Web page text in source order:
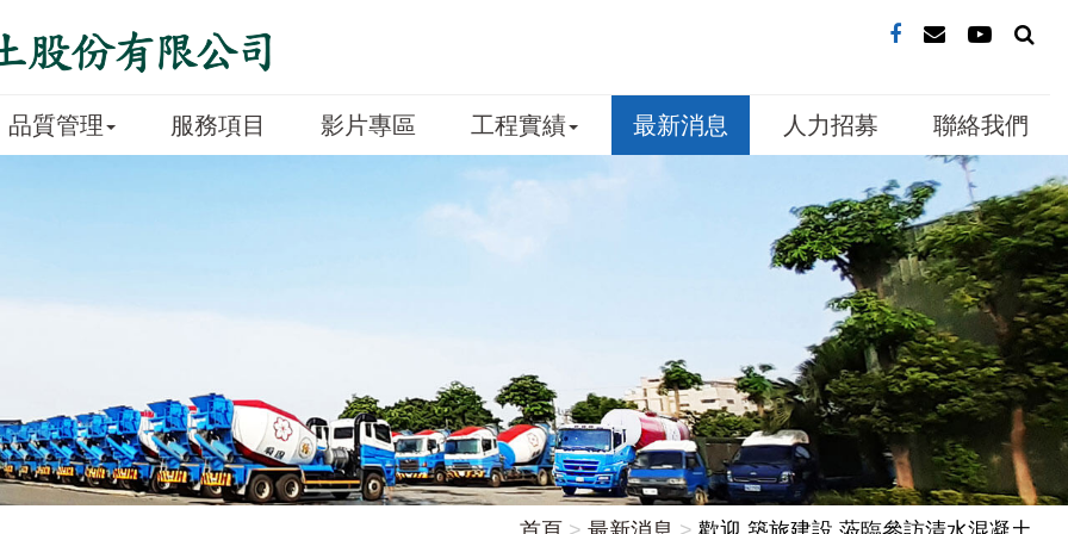
品質管理 服務項目 影片專區 工程實績 最新消息 人力招募 聯絡我們